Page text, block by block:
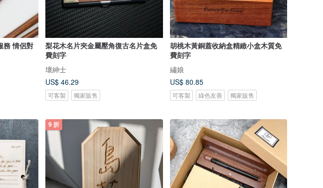
務 情侶對
梨花木名片夾金屬壓角復古名片盒免
費刻字
壞紳士
US$ 46.29
可客製 獨家販售
胡桃木黃銅蓋收納盒精緻小盒木質免
費刻字
繡娘
US$ 80.85
可客製 綠色友善 獨家販售
9 折